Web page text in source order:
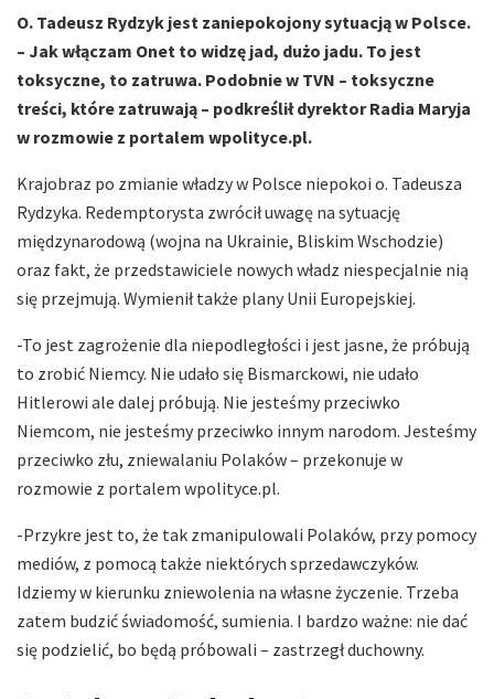
O. Tadeusz Rydzyk jest zaniepokojony sytuacją w Polsce.
– Jak włączam Onet to widzę jad, dużo jadu. To jest
toksyczne, to zatruwa. Podobnie w TVN – toksyczne
treści, które zatruwają – podkreślił dyrektor Radia Maryja
w rozmowie z portalem wpolityce.pl.
Krajobraz po zmianie władzy w Polsce niepokoi o. Tadeusza
Rydzyka. Redemptorysta zwrócił uwagę na sytuację
międzynarodową (wojna na Ukrainie, Bliskim Wschodzie)
oraz fakt, że przedstawiciele nowych władz niespecjalnie nią
się przejmują. Wymienił także plany Unii Europejskiej.
-To jest zagrożenie dla niepodległości i jest jasne, że próbują
to zrobić Niemcy. Nie udało się Bismarckowi, nie udało
Hitlerowi ale dalej próbują. Nie jesteśmy przeciwko
Niemcom, nie jesteśmy przeciwko innym narodom. Jesteśmy
przeciwko złu, zniewalaniu Polaków – przekonuje w
rozmowie z portalem wpolityce.pl.
-Przykre jest to, że tak zmanipulowali Polaków, przy pomocy
mediów, z pomocą także niektórych sprzedawczyków.
Idziemy w kierunku zniewolenia na własne życzenie. Trzeba
zatem budzić świadomość, sumienia. I bardzo ważne: nie dać
się podzielić, bo będą próbowali – zastrzegł duchowny.